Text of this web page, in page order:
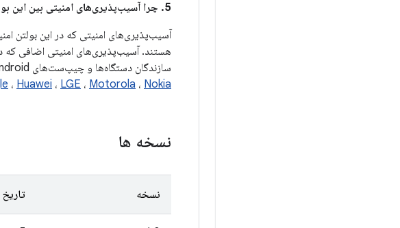
5. چرا آسیب‌پذیری‌های امنیتی بین این بولتن و بولتن‌های امنیتی دستگاه/شریک، مانند بولتن Pixel تقسیم می‌شوند؟
آسیب‌پذیری‌های امنیتی که در این بولتن
هستند. آسیب‌پذیری‌های امنیتی اضافی که
سازندگان دستگاه‌ها و چیپ‌ست‌های Android نیز ممکن است جزئیات آسیب‌پذیری امنیتی خاص محصولات خود را منتشر کنند، مانند
، Huawei ، LGE ، Motorola ، Nokia
نسخه ها
نسخه تاریخ